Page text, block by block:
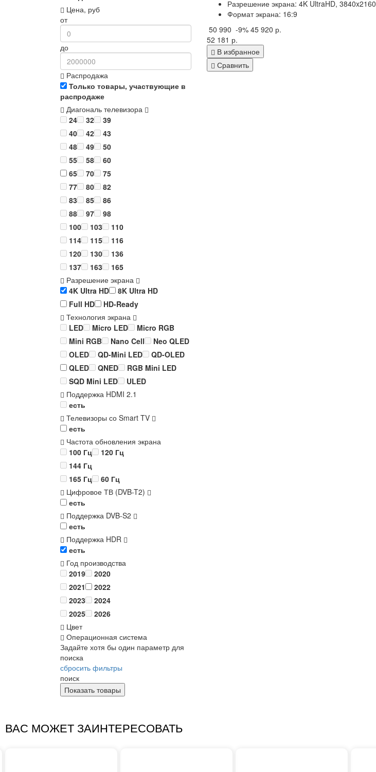
Цена, руб
от
до
Распродажа
Только товары, участвующие в
распродаже
Диагональ телевизора
24
32
39
40
42
43
48
49
50
55
58
60
65
70
75
77
80
82
83
85
86
88
97
98
100
103
110
114
115
116
120
130
136
137
163
165
Разрешение экрана
4K Ultra HD
8K Ultra HD
Full HD
HD-Ready
Технология экрана
LED
Micro LED
Micro RGB
Mini RGB
Nano Cell
Neo QLED
OLED
QD-Mini LED
QD-OLED
QLED
QNED
RGB Mini LED
SQD Mini LED
ULED
Поддержка HDMI 2.1
есть
Телевизоры со Smart TV
есть
Частота обновления экрана
100 Гц
120 Гц
144 Гц
165 Гц
60 Гц
Цифровое ТВ (DVB-T2)
есть
Поддержка DVB-S2
есть
Поддержка HDR
есть
Год производства
2019
2020
2021
2022
2023
2024
2025
2026
Цвет
Операционная система
Задайте хотя бы один параметр для
поиска
сбросить фильтры
поиск
Разрешение экрана: 4K UltraHD, 3840x2160
Формат экрана: 16:9
50 990 -9% 45 920 р.
52 181 р.
В избранное
Сравнить
ВАС МОЖЕТ ЗАИНТЕРЕСОВАТЬ